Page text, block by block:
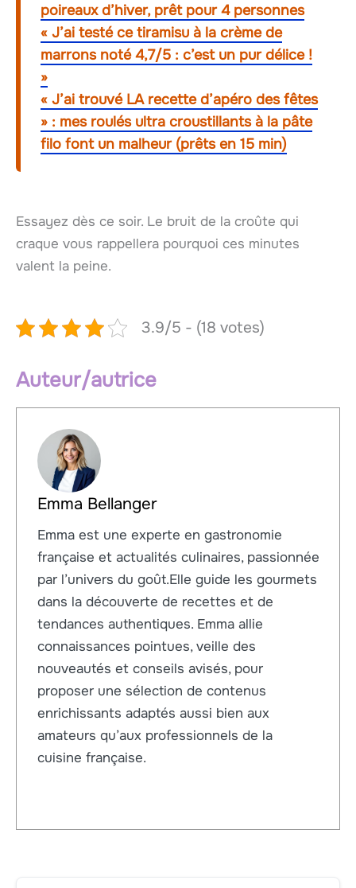
poireaux d’hiver, prêt pour 4 personnes
« J’ai testé ce tiramisu à la crème de
marrons noté 4,7/5 : c’est un pur délice !
»
« J’ai trouvé LA recette d’apéro des fêtes
» : mes roulés ultra croustillants à la pâte
filo font un malheur (prêts en 15 min)
Essayez dès ce soir. Le bruit de la croûte qui
craque vous rappellera pourquoi ces minutes
valent la peine.
3.9/5 - (18 votes)
Auteur/autrice
Emma Bellanger
Emma est une experte en gastronomie
française et actualités culinaires, passionnée
par l’univers du goût.Elle guide les gourmets
dans la découverte de recettes et de
tendances authentiques. Emma allie
connaissances pointues, veille des
nouveautés et conseils avisés, pour
proposer une sélection de contenus
enrichissants adaptés aussi bien aux
amateurs qu’aux professionnels de la
cuisine française.